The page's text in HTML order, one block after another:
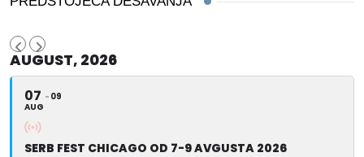
AUGUST, 2026
07
AUG
09
SERB FEST CHICAGO OD 7-9 AVGUSTA 2026